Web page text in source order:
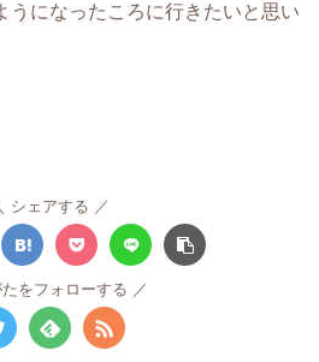
うになったころに行きたいと思い
シェアする
をフォローする